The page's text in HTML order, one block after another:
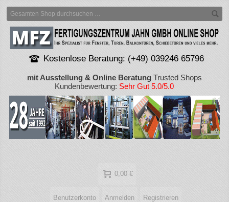
Kostenlose Beratung: (+49) 039246 65796
mit Ausstellung & Online BeratungTrusted Shops
Kundenbewertung:Sehr Gut 5.0/5.0
0,00 €
Benutzerkonto Anmelden Registrieren